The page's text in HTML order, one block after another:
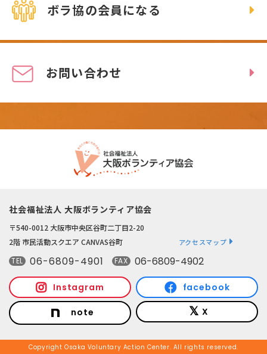
ボラ協の会員になる
お問い合わせ
社会福祉法人 大阪ボランティア協会
〒540-0012 大阪市中央区谷町二丁目2-20
2階 市民活動スクエア CANVAS谷町
アクセスマップ
TEL 06-6809-4901 FAX 06-6809-4902
Instagram facebook
note X
Copyright Osaka Voluntary Action Center. All rights reserved.